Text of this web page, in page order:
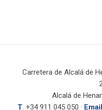
Carretera de Alcalá de
Alcalá de
T. +34 911 045 050 · Email